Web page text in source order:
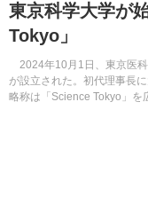
東京科学大学が
Tokyo」
2024年10月1日、東京医
が設立された。初代理事長
略称は「Science Tokyo」を